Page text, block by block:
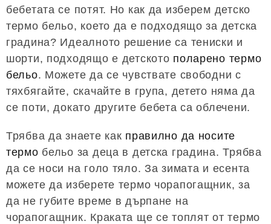
бебетата се потят. Но как да изберем детско
термо бельо, което да е подходящо за детска
градина? Идеалното решение са тениски и
шорти, подходящо е детското поларено термо
бельо. Можете да се чувствате свободни с
тяхбягайте, скачайте в група, детето няма да
се поти, докато другите бебета са облечени.
Трябва да знаете как правилно да носите
термо бельо за деца в детска градина. Трябва
да се носи на голо тяло. За зимата и есента
можете да изберете термо чорапогащник, за
да не губите време в дърпане на
чорапогащник. Краката ще се топлят от термо